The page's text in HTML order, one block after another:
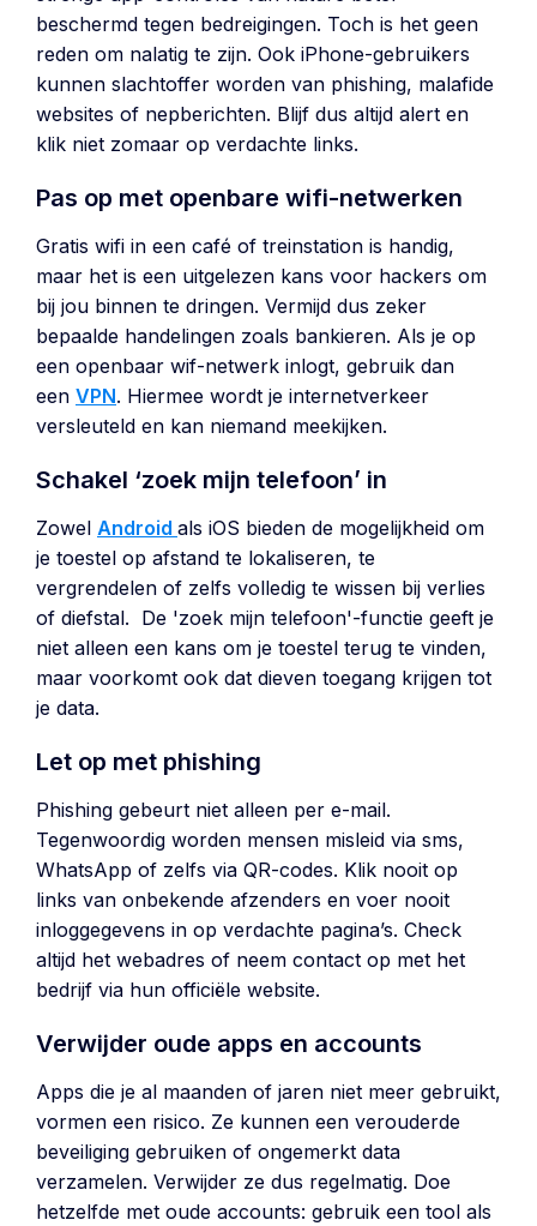
beschermd tegen bedreigingen. Toch is het geen
reden om nalatig te zijn. Ook iPhone-gebruikers
kunnen slachtoffer worden van phishing, malafide
websites of nepberichten. Blijf dus altijd alert en
klik niet zomaar op verdachte links.
Pas op met openbare wifi-netwerken
Gratis wifi in een café of treinstation is handig,
maar het is een uitgelezen kans voor hackers om
bij jou binnen te dringen. Vermijd dus zeker
bepaalde handelingen zoals bankieren. Als je op
een openbaar wif-netwerk inlogt, gebruik dan
een VPN. Hiermee wordt je internetverkeer
versleuteld en kan niemand meekijken.
Schakel ‘zoek mijn telefoon’ in
Zowel Android als iOS bieden de mogelijkheid om
je toestel op afstand te lokaliseren, te
vergrendelen of zelfs volledig te wissen bij verlies
of diefstal. De 'zoek mijn telefoon'-functie geeft je
niet alleen een kans om je toestel terug te vinden,
maar voorkomt ook dat dieven toegang krijgen tot
je data.
Let op met phishing
Phishing gebeurt niet alleen per e-mail.
Tegenwoordig worden mensen misleid via sms,
WhatsApp of zelfs via QR-codes. Klik nooit op
links van onbekende afzenders en voer nooit
inloggegevens in op verdachte pagina’s. Check
altijd het webadres of neem contact op met het
bedrijf via hun officiële website.
Verwijder oude apps en accounts
Apps die je al maanden of jaren niet meer gebruikt,
vormen een risico. Ze kunnen een verouderde
beveiliging gebruiken of ongemerkt data
verzamelen. Verwijder ze dus regelmatig. Doe
hetzelfde met oude accounts: gebruik een tool als